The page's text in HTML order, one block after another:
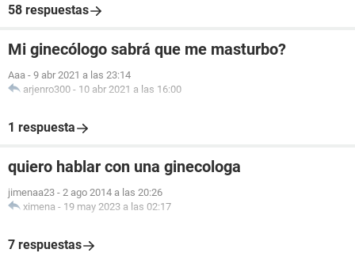
58 respuestas
Mi ginecólogo sabrá que me masturbo?
Aaa - 9 abr 2021 a las 23:14
arjenro300 - 10 abr 2021 a las 16:00
1 respuesta
quiero hablar con una ginecologa
jimenaa23 - 2 ago 2014 a las 20:26
ximena - 19 may 2023 a las 02:17
7 respuestas